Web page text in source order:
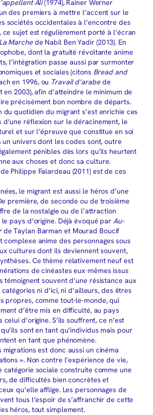
Ali(1974), Rainer Werner
des premiers à mettre l’accent sur le
sociétés occidentales à l’encontre des
ce sujet est régulièrement porté à l’écran
La Marchede Nabil Ben Yadir (2013). En
dont la gratuité révoltante anime
l’intégration passe aussi par surmonter
et sociales (citons Bread and
en 1996, ou Travail d’arabede
en 2003), afin d’atteindre le minimum de
précisément bon nombre de départs.
quotidien du migrant s’est enrichie ces
d’une réflexion sur le déracinement, le
et sur l’épreuve que constitue en soi
un univers dont les codes sont, outre
pénibles dès lors qu’ils heurtent
aux choses et donc sa culture.
Philippe Falardeau (2011) est de ces
le migrant est aussi le héros d’une
première, de seconde ou de troisième
de la nostalgie ou de l’attraction
pays d’origine. Déjà évoqué parAu-
de Taylan Barman et Mourad Boucif
complexe anime des personnages sous
cultures dont ils deviennent souvent,
Ce thème relativement neuf est
de cinéastes eux-mêmes issus
témoignent souvent d’une résistance aux
ni d’ici, ni d’ailleurs, des êtres
propres, comme tout-le-monde, qui
d’être mis en difficulté, au pays
celui d’origine. S’ils souffrent, ce n’est
sont en tant qu’individus mais pour
en tant que phénomène.
migrations est donc aussi un cinéma
». Non contre l’expérience de vie,
catégorie sociale construite comme une
de difficultés bien concrètes et
qu’elle afflige. Les personnages de
tous l’espoir de s’affranchir de cette
héros, tout simplement.